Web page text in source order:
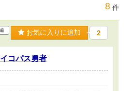
8 件
お気に入りに追加 2
コパス勇者